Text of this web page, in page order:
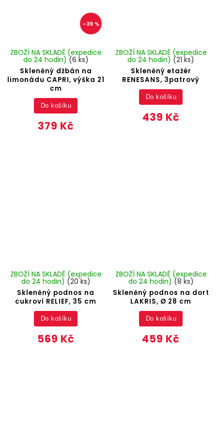
–39 %
Skleněný džbán na
limonádu CAPRI, výška 21
cm
ZBOŽÍ NA SKLADĚ (expedice
do 24 hodin) (6 ks)
379 Kč
Do košíku
Skleněný etažér
RENESANS, 3patrový
ZBOŽÍ NA SKLADĚ (expedice
do 24 hodin) (21 ks)
439 Kč
Do košíku
Skleněný podnos na
cukroví RELIEF, 35 cm
ZBOŽÍ NA SKLADĚ (expedice
do 24 hodin) (20 ks)
569 Kč
Do košíku
Skleněný podnos na dort
LAKRIS, Ø 28 cm
ZBOŽÍ NA SKLADĚ (expedice
do 24 hodin) (8 ks)
459 Kč
Do košíku